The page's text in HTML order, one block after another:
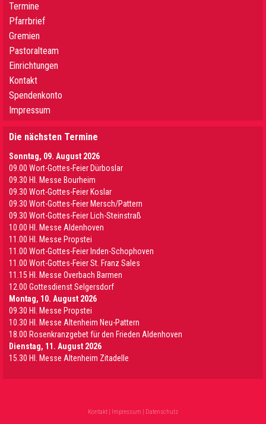
Termine
Pfarrbrief
Gremien
Pastoralteam
Einrichtungen
Kontakt
Spendenkonto
Impressum
Die nächsten Termine
Sonntag, 09. August 2026
09.00 Wort-Gottes-Feier Dürboslar
09.30 HI. Messe Bourheim
09.30 Wort-Gottes-Feier Koslar
09.30 Wort-Gottes-Feier Mersch/Pattern
09.30 Wort-Gottes-Feier Lich-Steinstraß
10.00 Hl. Messe Aldenhoven
11.00 Hl. Messe Propstei
11.00 Wort-Gottes-Feier Inden-Schophoven
11.00 Wort-Gottes-Feier St. Franz Sales
11.15 Hl. Messe Overbach Barmen
12.00 Gottesdienst Selgersdorf
Montag, 10. August 2026
09.30 Hl. Messe Propstei
10.30 Hl. Messe Altenheim Neu-Pattern
18.00 Rosenkranzgebet für den Frieden Aldenhoven
Dienstag, 11. August 2026
15.30 Hl. Messe Altenheim Zitadelle
Kontakt | Impressum | Datenschutz